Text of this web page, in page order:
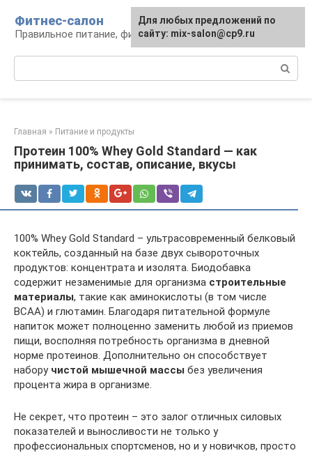
контенту
Фитнес-салон
Правильное питание, фитнес, образ жизни
Главная » Питание и продукты
Протеин 100% Whey Gold Standard — как
принимать, состав, описание, вкусы
100% Whey Gold Standard – ультрасовременный белковый
коктейль, созданный на базе двух сывороточных
продуктов: концентрата и изолята. Биодобавка
содержит незаменимые для организма строительные
материалы, такие как аминокислоты (в том числе
ВСАА) и глютамин. Благодаря питательной формуле
напиток может полноценно заменить любой из приемов
пищи, восполняя потребность организма в дневной
норме протеинов. Дополнительно он способствует
набору чистой мышечной массы без увеличения
процента жира в организме.
Не секрет, что протеин – это залог отличных силовых
показателей и выносливости не только у
профессиональных спортсменов, но и у новичков, просто
Для любых предложений по
сайту: mix-salon@cp9.ru